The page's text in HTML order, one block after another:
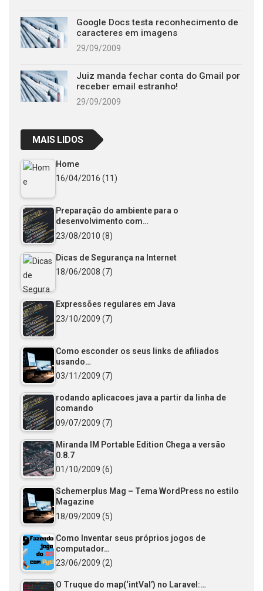
Google Docs testa reconhecimento de
caracteres em imagens
29/09/2009
Juiz manda fechar conta do Gmail por
receber email estranho!
29/09/2009
MAIS LIDOS
Home
16/04/2016 (11)
Preparação do ambiente para o
desenvolvimento com…
23/08/2010 (8)
Dicas de Segurança na Internet
18/06/2008 (7)
Expressões regulares em Java
23/10/2009 (7)
Como esconder os seus links de afiliados
usando…
03/11/2009 (7)
rodando aplicacoes java a partir da linha de
comando
09/07/2009 (7)
Miranda IM Portable Edition Chega a versão
0.8.7
01/10/2009 (6)
Schemerplus Mag – Tema WordPress no estilo
Magazine
18/09/2009 (5)
Como Inventar seus próprios jogos de
computador…
23/06/2009 (2)
O Truque do map(‘intVal’) no Laravel:…